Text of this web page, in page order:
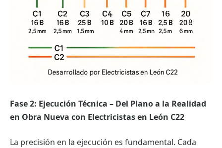
Fase 2: Ejecución Técnica – Del Plano a la Realidad
en Obra Nueva con Electricistas en León C22
La precisión en la ejecución es fundamental. Cada